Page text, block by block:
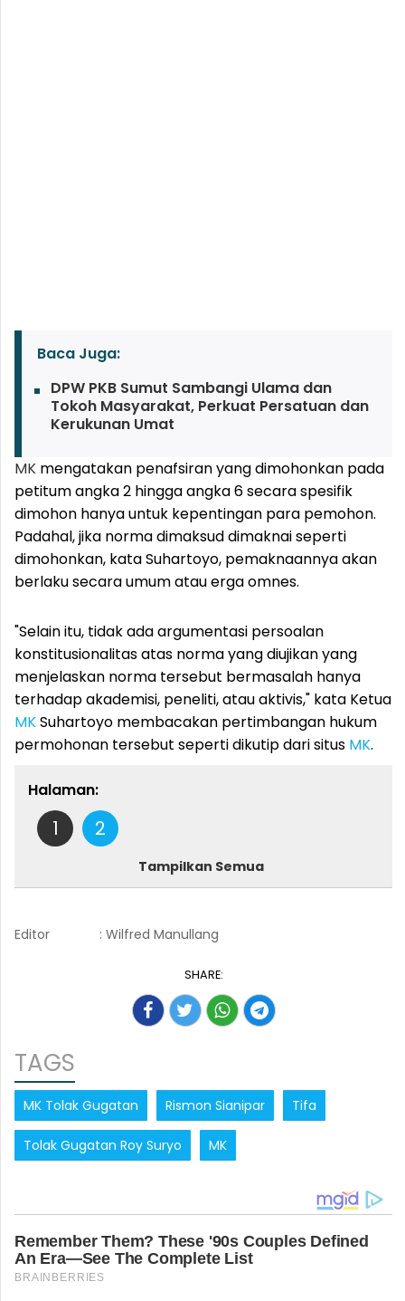
Baca Juga:
DPW PKB Sumut Sambangi Ulama dan
Tokoh Masyarakat, Perkuat Persatuan dan
Kerukunan Umat
MK mengatakan penafsiran yang dimohonkan pada
petitum angka 2 hingga angka 6 secara spesifik
dimohon hanya untuk kepentingan para pemohon.
Padahal, jika norma dimaksud dimaknai seperti
dimohonkan, kata Suhartoyo, pemaknaannya akan
berlaku secara umum atau erga omnes.
"Selain itu, tidak ada argumentasi persoalan
konstitusionalitas atas norma yang diujikan yang
menjelaskan norma tersebut bermasalah hanya
terhadap akademisi, peneliti, atau aktivis," kata Ketua
MKSuhartoyo membacakan pertimbangan hukum
permohonan tersebut seperti dikutip dari situs MK.
Halaman:
1 2
Tampilkan Semua
Editor : Wilfred Manullang
SHARE:
TAGS
MK Tolak Gugatan Rismon Sianipar Tifa
Tolak Gugatan Roy Suryo MK